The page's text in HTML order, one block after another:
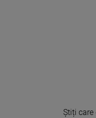
Știți care